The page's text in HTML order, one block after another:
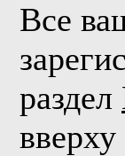
Все
раздел